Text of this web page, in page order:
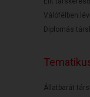
Válófélben
Diplomás
Állatbarát